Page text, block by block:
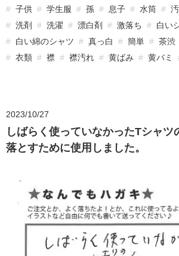
子供
学生服 孫 息子 水筒
洗剤
洗濯 漂白剤 激落ち
白い
白い綿のシャツ
真っ白 簡単 茶渋
衣類
襟 襟汚れ 黄ばみ 黄バミ
2023/10/27
しばらく使っていなかったTシャツ
落とすために使用しました。